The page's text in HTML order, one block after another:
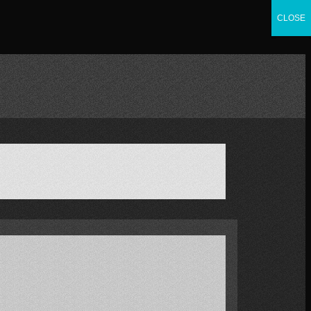
CLOSE
CLOSE
CLOSE